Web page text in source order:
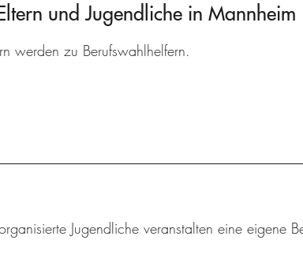
und Jugendliche in Mannheim
werden zu Berufswahlhelfern.
Jugendliche veranstalten eine eigene